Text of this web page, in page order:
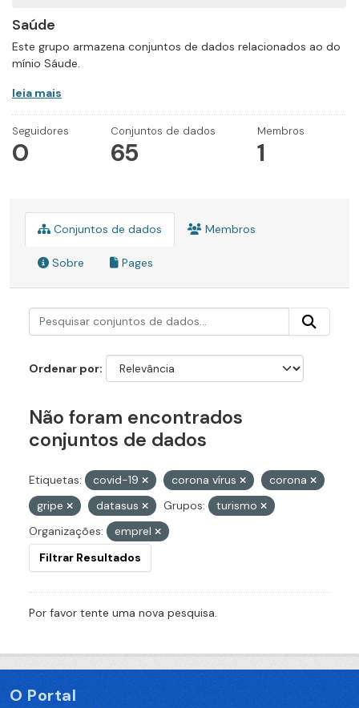
Saúde
Este grupo armazena conjuntos de dados relacionados ao do
mínio Sáude.
leia mais
Seguidores
0
Conjuntos de dados
65
Membros
1
Conjuntos de dados Membros
Sobre Pages
Ordenar por
Não foram encontrados
conjuntos de dados
Etiquetas: covid-19 corona vírus
corona
gripe
datasus Grupos:
turismo
Organizações:
emprel
Filtrar Resultados
Por favor tente uma nova pesquisa.
O Portal